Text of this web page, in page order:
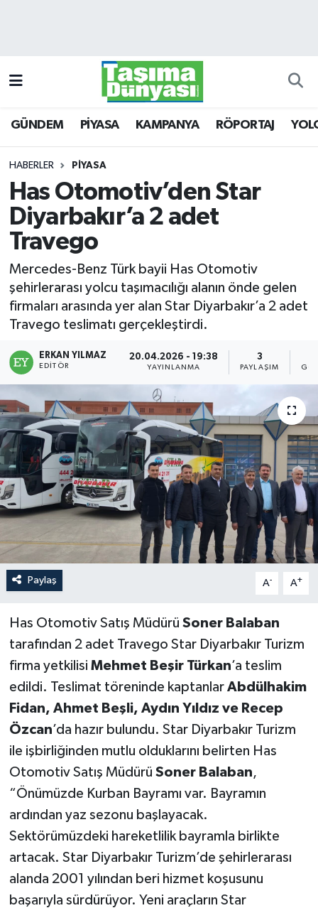
GÜNDEM PİYASA KAMPANYA RÖPORTAJ
HABERLER PİYASA
Has Otomotiv’den Star
Diyarbakır’a 2 adet
Travego
Mercedes-Benz Türk bayii Has Otomotiv
şehirlerarası yolcu taşımacılığı alanın önde gelen
firmaları arasında yer alan Star Diyarbakır’a 2 adet
Travego teslimatı gerçekleştirdi.
ERKAN YILMAZ
EDITÖR
20.04.2026 - 19:38
YAYINLANMA
3
PAYLAŞIM
Paylaş A- A+
Has Otomotiv Satış Müdürü Soner Balaban
tarafından 2 adet Travego Star Diyarbakır Turizm
firma yetkilisi Mehmet Beşir Türkan’a teslim
edildi. Teslimat töreninde kaptanlar Abdülhakim
Fidan, Ahmet Beşli, Aydın Yıldız ve Recep
Özcan’da hazır bulundu. Star Diyarbakır Turizm
ile işbirliğinden mutlu olduklarını belirten Has
Otomotiv Satış Müdürü Soner Balaban,
“Önümüzde Kurban Bayramı var. Bayramın
ardından yaz sezonu başlayacak.
Sektörümüzdeki hareketlilik bayramla birlikte
artacak. Star Diyarbakır Turizm’de şehirlerarası
alanda 2001 yılından beri hizmet koşusunu
başarıyla sürdürüyor. Yeni araçların Star
KAMPANYA
RÖPORTAJ
YOLCU TAŞIMA
LOJİSTİK
E-GAZETE
TAŞITLAR
Trafik Durumu
Süper Lig Puan Durumu ve Fikstür
Tüm Manşetler
Son Dakika Haberleri
Haber Arşivi